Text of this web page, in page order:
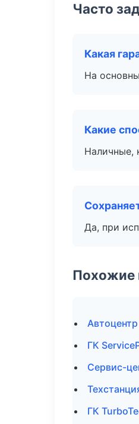
Часто
Какая
На
Какие
Наличные,
Да, при
Похожие
ГК
Сервис-
ГК